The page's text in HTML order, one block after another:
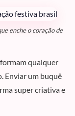
enche o coração de
qualquer
Enviar um buquê
super criativa e